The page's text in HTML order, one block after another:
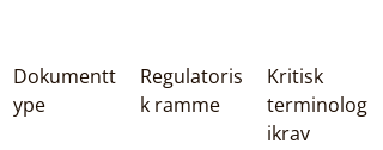
Dokumentt
ype
Regulatoris
k ramme
Kritisk
terminolog
ikrav